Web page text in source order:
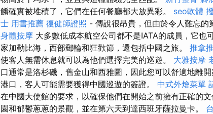
餚確實被堆積了，它們在任何餐廳都大放異彩。 seo軟體
士 用書推薦 復健師證照 - 傳說很昂貴，但由於令人難忘的
身體按摩 大多數低成本航空公司都不是IATA的成員，它也
家加勒比海，西部郵輪和狂歡節，還包括中國之旅。 推拿
使客人無需休息就可以為他們選擇完美的巡遊。 大雅按摩
口通常是洛杉磯，舊金山和西雅圖，因此您可以舒適地離開
港口，客人可能需要獲得中國巡遊的簽證。 中式外燴菜單
在中國大使館的要求，以確保他們在開始之前擁有正確的
園和郁鬱蔥蔥的景觀，並在第六天到達西班牙薩拉曼卡。